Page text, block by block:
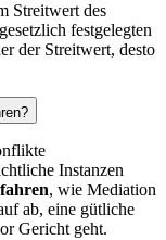
Streitwert des
festgelegten
der Streitwert, desto
Instanzen
, wie Mediation
ab, eine gütliche
Gericht geht.